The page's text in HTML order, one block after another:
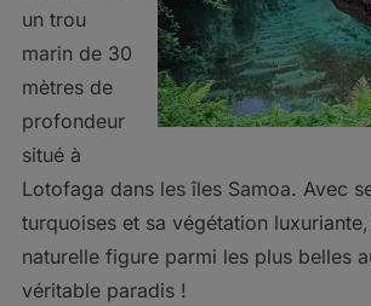
un trou
marin de 30
mètres de
profondeur
situé à
Lotofaga dans les îles Samoa. Avec
turquoises et sa végétation
naturelle figure parmi les plus belles
véritable paradis !